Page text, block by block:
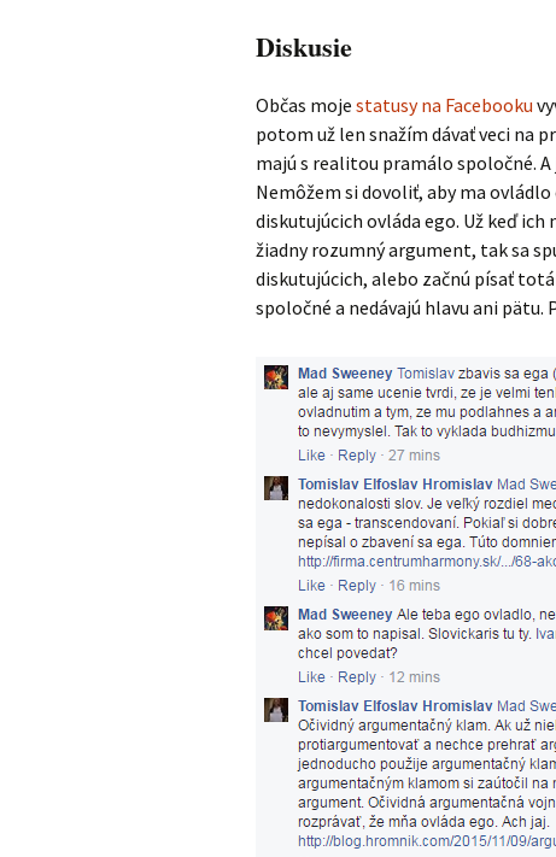
Diskusie
Občas moje statusy na Facebooku
potom už len snažím dávať veci na
majú s realitou pramálo spoločné.
Nemôžem si dovoliť, aby ma ovládlo
diskutujúcich ovláda ego. Už keď
žiadny rozumný argument, tak sa
diskutujúcich, alebo začnú písať
spoločné a nedávajú hlavu ani pätu.